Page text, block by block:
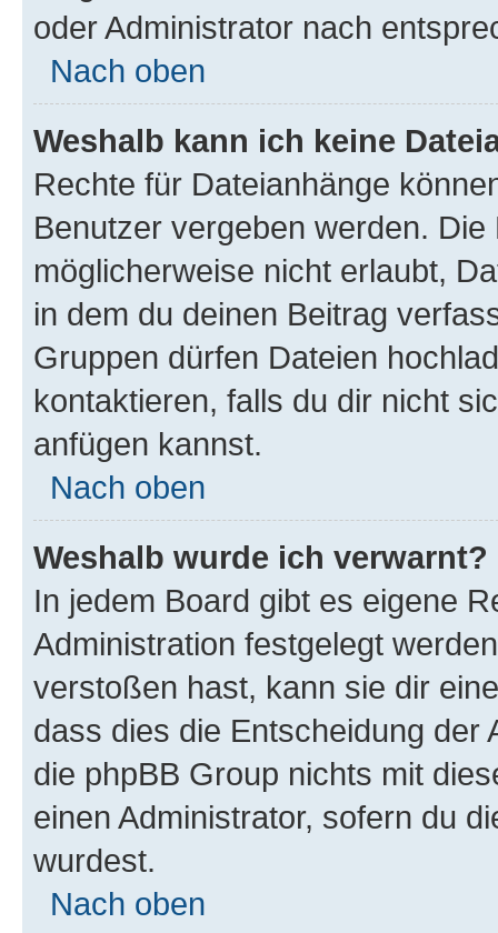
oder Administrator nach
Nach oben
Weshalb kann ich keine
Rechte für Dateianhänge
Benutzer vergeben werden.
möglicherweise nicht erlaubt,
in dem du deinen Beitrag
Gruppen dürfen Dateien
kontaktieren, falls du dir nicht
anfügen kannst.
Nach oben
Weshalb wurde ich verwarnt?
In jedem Board gibt es eigene
Administration festgelegt
verstoßen hast, kann sie dir
dass dies die Entscheidung der
die phpBB Group nichts mit
einen Administrator, sofern du
wurdest.
Nach oben